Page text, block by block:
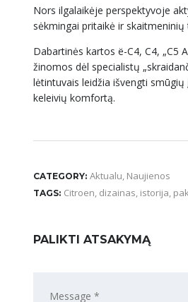
Nors ilgalaikėje perspektyvoje
sėkmingai pritaikė ir
Dabartinės kartos ë-C4, C4, „C5
žinomos dėl specialistų
lėtintuvais leidžia išvengti
keleivių komfortą.
CATEGORY: Aktualu, Naujienos
TAGS: Citroen, dizainas, istorija,
PALIKTI ATSAKYMĄ